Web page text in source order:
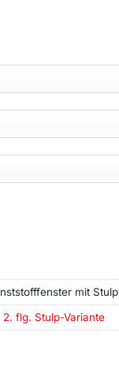
mit Stulp
2. flg. Stulp-Variante